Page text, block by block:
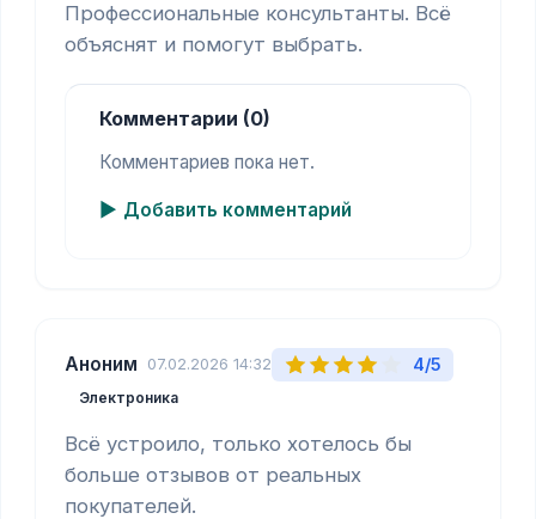
Профессиональные консультанты. Всё
объяснят и помогут выбрать.
Комментарии (0)
Комментариев пока нет.
Добавить комментарий
Аноним 07.02.2026 14:32 4/5
Электроника
Всё устроило, только хотелось бы
больше отзывов от реальных
покупателей.